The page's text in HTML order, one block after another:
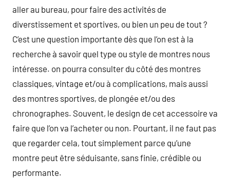
aller au bureau, pour faire des activités de
diverstissement et sportives, ou bien un peu de tout ?
C’est une question importante dès que l’on est à la
recherche à savoir quel type ou style de montres nous
intéresse. on pourra consulter du côté des montres
classiques, vintage et/ou à complications, mais aussi
des montres sportives, de plongée et/ou des
chronographes. Souvent, le design de cet accessoire va
faire que l’on va l’acheter ou non. Pourtant, il ne faut pas
que regarder cela, tout simplement parce qu’une
montre peut être séduisante, sans finie, crédible ou
performante.